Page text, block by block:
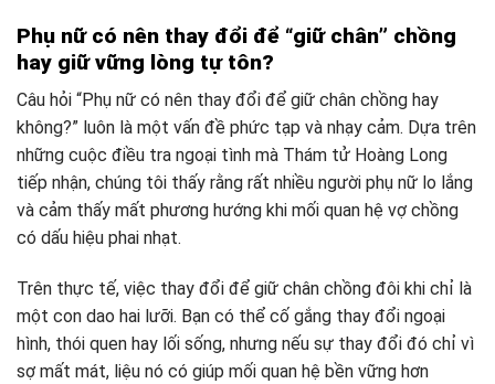
Phụ nữ có nên thay đổi để “giữ chân” chồng
hay giữ vững lòng tự tôn?
Câu hỏi “Phụ nữ có nên thay đổi để giữ chân chồng hay
không?” luôn là một vấn đề phức tạp và nhạy cảm. Dựa trên
những cuộc điều tra ngoại tình mà Thám tử Hoàng Long
tiếp nhận, chúng tôi thấy rằng rất nhiều người phụ nữ lo lắng
và cảm thấy mất phương hướng khi mối quan hệ vợ chồng
có dấu hiệu phai nhạt.
Trên thực tế, việc thay đổi để giữ chân chồng đôi khi chỉ là
một con dao hai lưỡi. Bạn có thể cố gắng thay đổi ngoại
hình, thói quen hay lối sống, nhưng nếu sự thay đổi đó chỉ vì
sợ mất mát, liệu nó có giúp mối quan hệ bền vững hơn